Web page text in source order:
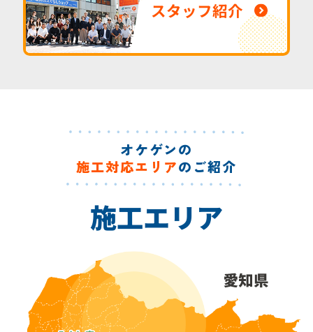
スタッフ紹介
オケゲンの
施工対応エリアのご紹介
施工エリア